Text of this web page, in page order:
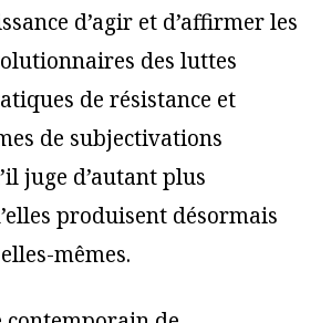
d’agir et d’affirmer les
des luttes
de résistance et
de subjectivations
juge d’autant plus
produisent désormais
mêmes.